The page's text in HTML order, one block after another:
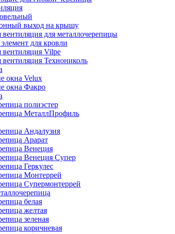
выход на крышу
вентиляция для металлочерепицы
для кровли
вентиляция Vilpe
вентиляция Технониколь
окна Velux
окна Факро
полиэстер
МеталлПрофиль
Андалузия
Арарат
Венеция
Венеция Супер
Геркулес
Монтеррей
Супермонтеррей
белая
желтая
зеленая
коричневая